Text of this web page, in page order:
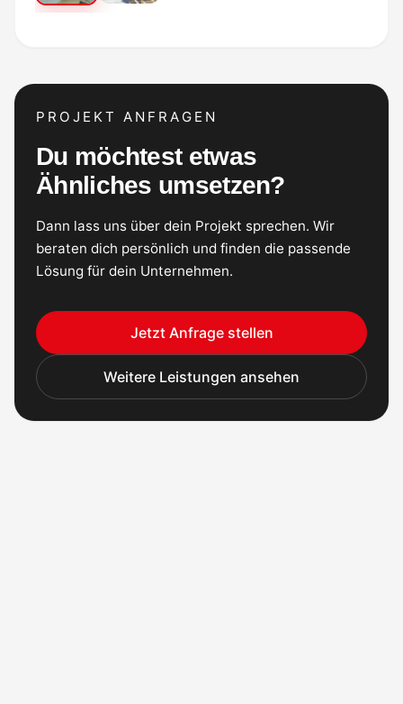
PROJEKT ANFRAGEN
Du möchtest etwas
Ähnliches umsetzen?
Dann lass uns über dein Projekt sprechen. Wir
beraten dich persönlich und finden die passende
Lösung für dein Unternehmen.
Jetzt Anfrage stellen
Weitere Leistungen ansehen